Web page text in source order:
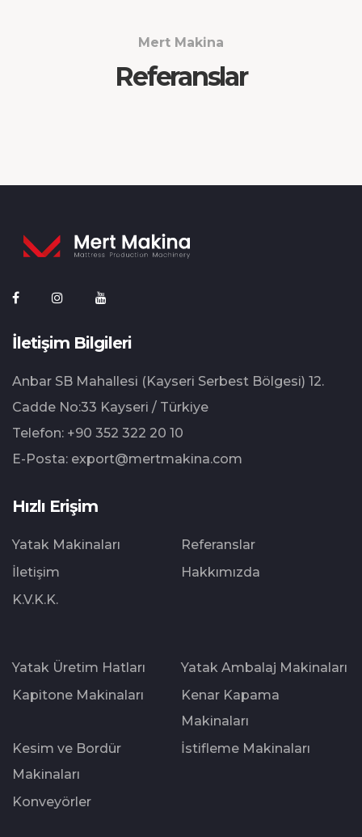
Mert Makina
Referanslar
İletişim Bilgileri
Anbar SB Mahallesi (Kayseri Serbest Bölgesi) 12.⁠
⁠Cadde No:33 Kayseri / Türkiye
Telefon: +90 352 322 20 10
E-Posta: export@mertmakina.com
Hızlı Erişim
Yatak Makinaları
Referanslar
İletişim
Hakkımızda
K.V.K.K.
Yatak Üretim Hatları
Yatak Ambalaj Makinaları
Kapitone Makinaları
Kenar Kapama
Makinaları
Kesim ve Bordür
Makinaları
İstifleme Makinaları
Konveyörler